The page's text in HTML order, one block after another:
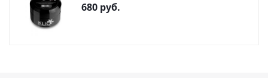
680 руб.